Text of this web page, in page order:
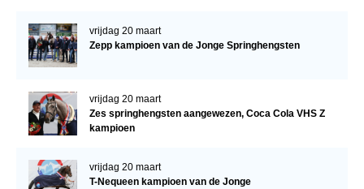
vrijdag 20 maart
Zepp kampioen van de Jonge Springhengsten
vrijdag 20 maart
Zes springhengsten aangewezen, Coca Cola VHS Z
kampioen
vrijdag 20 maart
T-Nequeen kampioen van de Jonge